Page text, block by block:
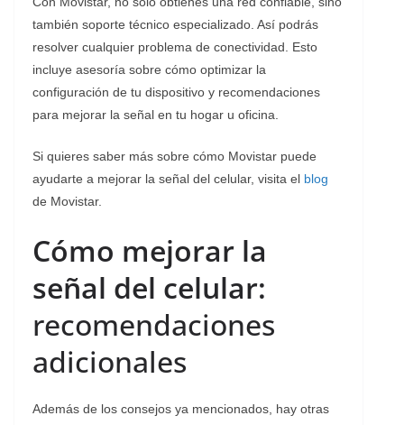
también soporte técnico especializado. Así podrás
resolver cualquier problema de conectividad. Esto
incluye asesoría sobre cómo optimizar la
configuración de tu dispositivo y recomendaciones
para mejorar la señal en tu hogar u oficina.
Si quieres saber más sobre cómo Movistar puede
ayudarte a mejorar la señal del celular, visita el blog
de Movistar.
Cómo mejorar la
señal del celular:
recomendaciones
adicionales
Además de los consejos ya mencionados, hay otras